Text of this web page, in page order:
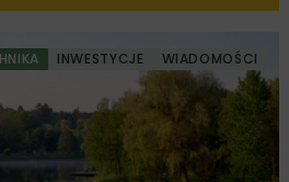
INWESTYCJE WIADOMOŚCI